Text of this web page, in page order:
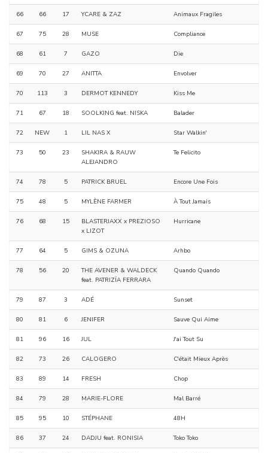
66 66 17 YCARE & ZAZ Animaux Fragiles
67 75 28 MUSE Compliance
68 61 7 GAZO Die
69 70 27 ANITTA Envolver
70 113 3 DERMOT KENNEDY Kiss Me
71 67 18 SOOLKING feat. NISKA Balader
72 NEW 1 LIL NAS X Star Walkin'
73 50 23
SHAKIRA & RAUW
ALEJANDRO
Te Felicito
74 78 5 PATRICK BRUEL Encore Une Fois
75 48 5 MYLÈNE FARMER À Tout Jamais
76 68 15
BLASTERJAXX x PREZIOSO
x LIZOT
Hurricane
77 64 5 GIMS & OZUNA Arhbo
78 56 20
THE AVENER & WALDECK
feat. PATRIZÏA FERRARA
Quando Quando
79 87 3 ADÉ Sunset
80 81 6 JENIFER Sauve Qui Aime
81 96 16 JUL J'ai Tout Su
82 73 26 CALOGERO C'était Mieux Après
83 89 14 FRESH Chop
84 79 28 MARIE-FLORE Mal Barré
85 95 10 STÉPHANE 48H
86 37 24 DADJU feat. RONISIA Toko Toko